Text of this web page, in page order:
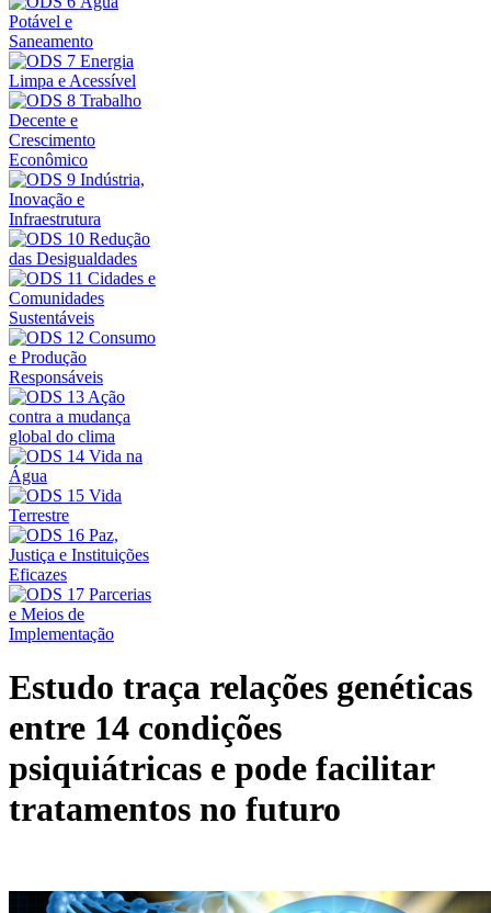
Estudo traça relações genéticas
entre 14 condições
psiquiátricas e pode facilitar
tratamentos no futuro